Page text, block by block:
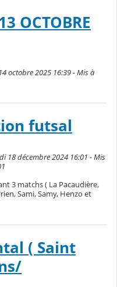
OCTOBRE
octobre 2025 16:39 - Mis à
futsal
18 décembre 2024 16:01 - Mis
3 matchs ( La Pacaudière,
Sami, Samy, Henzo et
( Saint